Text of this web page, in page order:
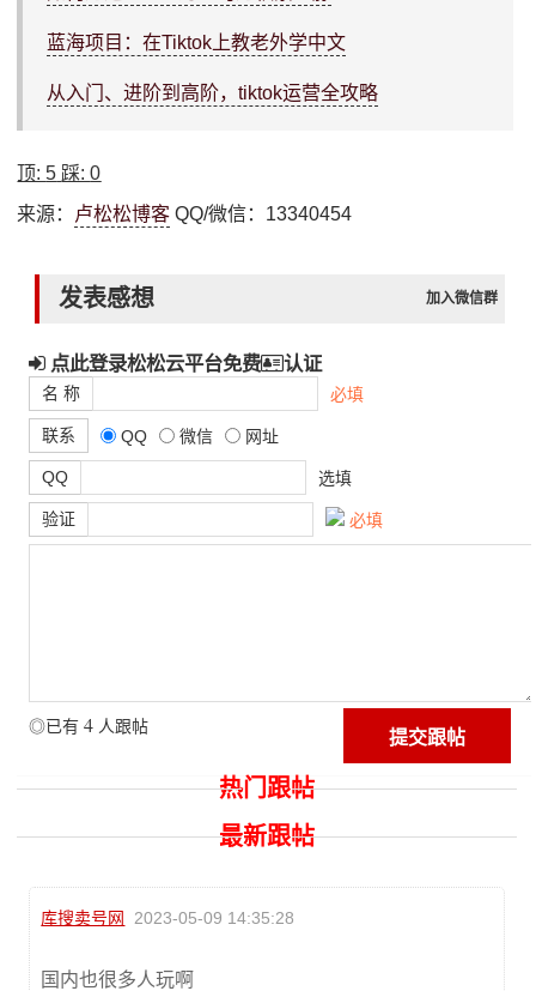
蓝海项目：在Tiktok上教老外学中文
从入门、进阶到高阶，tiktok运营全攻略
顶:5 踩:0
来源： 卢松松博客 QQ/微信：13340454
发表感想 加入微信群
点此登录松松云平台免费 认证
名 称 必填
联系 QQ 微信 网址
QQ 选填
验证 必填
◎已有 4 人跟帖
热门跟帖
最新跟帖
库搜卖号网 2023-05-09 14:35:28
国内也很多人玩啊